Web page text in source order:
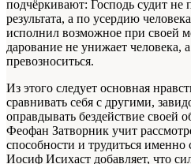
подчёркивают: Господь судит
результата, а по усердию
исполнил возможное при своей
дарование не унижает человека,
превозноситься.
Из этого следует основная
сравнивать себя с другими,
оправдывать бездействие своей
Феофан Затворник учит
способности и трудиться
Иосиф Исихаст добавляет, что